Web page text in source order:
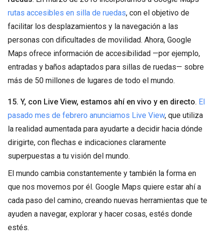
rutas accesibles en silla de ruedas, con el objetivo de
facilitar los desplazamientos y la navegación a las
personas con dificultades de movilidad. Ahora, Google
Maps ofrece información de accesibilidad —por ejemplo,
entradas y baños adaptados para sillas de ruedas— sobre
más de 50 millones de lugares de todo el mundo.
15. Y, con Live View, estamos ahí en vivo y en directo. El
pasado mes de febrero anunciamos Live View, que utiliza
la realidad aumentada para ayudarte a decidir hacia dónde
dirigirte, con flechas e indicaciones claramente
superpuestas a tu visión del mundo.
El mundo cambia constantemente y también la forma en
que nos movemos por él. Google Maps quiere estar ahí a
cada paso del camino, creando nuevas herramientas que te
ayuden a navegar, explorar y hacer cosas, estés donde
estés.